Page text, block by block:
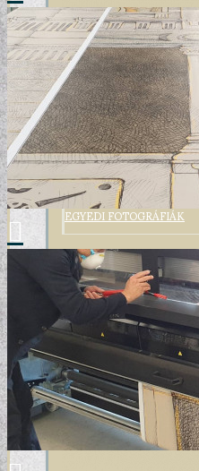
+
POSZTER/VÁSZONKÉP
EGYEDI FOTOGRÁFIÁK